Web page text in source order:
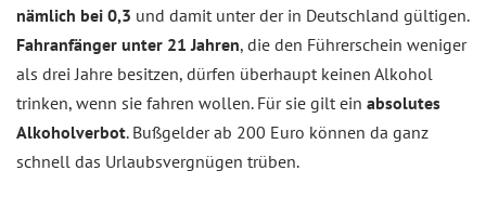
nämlich bei 0,3 und damit unter der in Deutschland gültigen.
Fahranfänger unter 21 Jahren, die den Führerschein weniger
als drei Jahre besitzen, dürfen überhaupt keinen Alkohol
trinken, wenn sie fahren wollen. Für sie gilt ein absolutes
Alkoholverbot. Bußgelder ab 200 Euro können da ganz
schnell das Urlaubsvergnügen trüben.